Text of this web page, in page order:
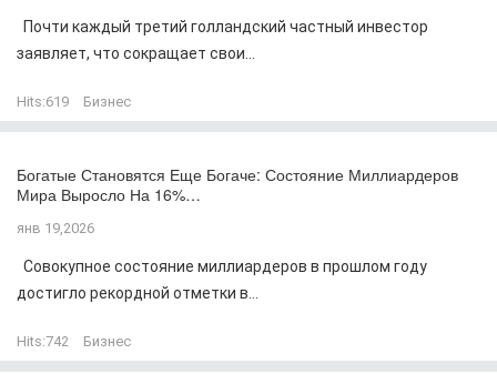
Почти каждый третий голландский частный инвестор
заявляет, что сокращает свои...
Hits:619 Бизнес
Богатые Становятся Еще Богаче: Состояние Миллиардеров
Мира Выросло На 16%…
янв 19,2026
Совокупное состояние миллиардеров в прошлом году
достигло рекордной отметки в...
Hits:742 Бизнес